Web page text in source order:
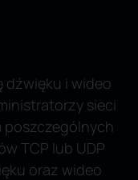
dźwięku i wideo
sieci
poszczególnych
TCP lub UDP
oraz wideo